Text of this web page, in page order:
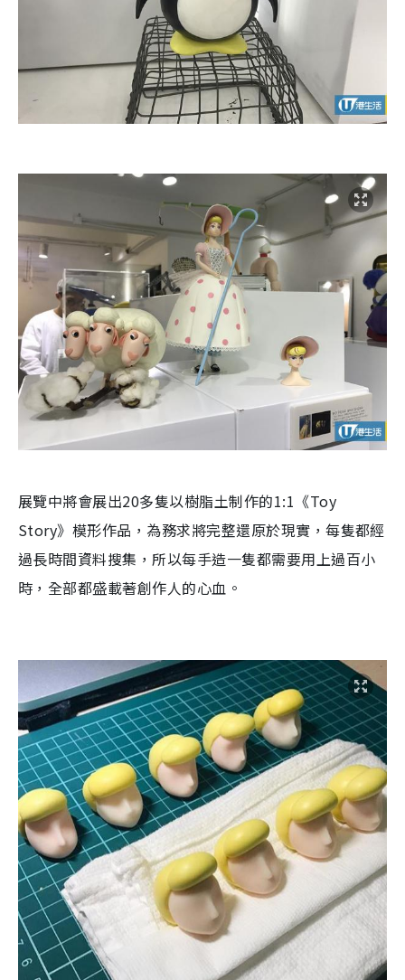
展覽中將會展出20多隻以樹脂土制作的1:1《Toy
Story》模形作品 ，為務求將完整還原於現實，每隻都經
過長時間資料搜集，所以每手造一隻都需要用上過百小
時，全部都盛載著創作人的心血。